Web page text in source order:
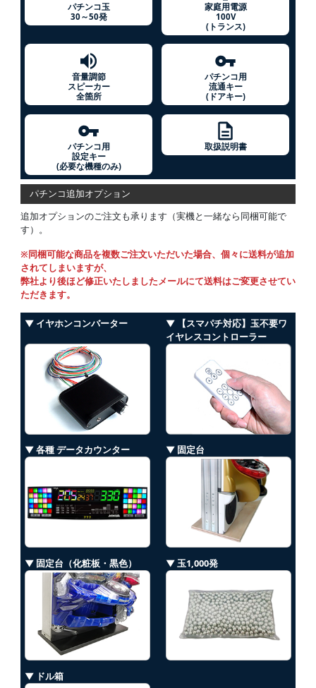
パチンコ玉
30～50発
家庭用電源
100V
(トランス)
音量調節
スピーカー
全箇所
パチンコ用
流通キー
(ドアキー)
パチンコ用
設定キー
(必要な機種のみ)
取扱説明書
パチンコ追加オプション
追加オプションのご注文も承ります（実機と一緒なら同梱可能で
す）。
※同梱可能な商品を複数ご注文いただいた場合、個々に送料が追加
されてしまいますが、
弊社より後ほど修正いたしましたメールにて送料はご変更させてい
ただきます。
▼ イヤホンコンバーター
▼ 【スマパチ対応】玉不要ワ
イヤレスコントローラー
▼ 各種 データカウンター ▼ 固定台
▼ 固定台（化粧板・黒色） ▼ 玉1,000発
▼ ドル箱